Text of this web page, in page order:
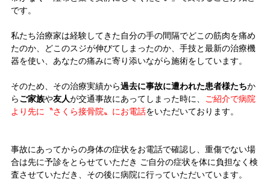
です。
私たち治療家は経験してきた自分の手の間隔でどこの筋肉を痛め
たのか、どこのスジが伸びてしまったのか、手技と最新の治療機
器を使い、あなたの痛みに寄り添いながら施術をしています。
そのため、その治療実績から過去に事故に遭われた患者様たちか
ら ご家族や友人が交通事故にあってしまった時に、 ご紹介で病院
より先に〝さくら接骨院〟にお電話をいただいております。
事故にあってからの身体の症状をお電話で確認し、重傷でない場
合は先に予診をとらせていただき ご自分の症状を体に負担なく検
査させていただき、その後に病院に行っていただいています。